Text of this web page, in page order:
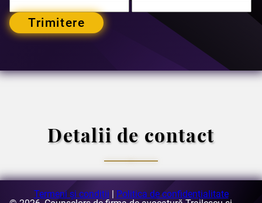
Trimitere
Detalii de contact
Termeni și condiții | Politica de confidențialitate